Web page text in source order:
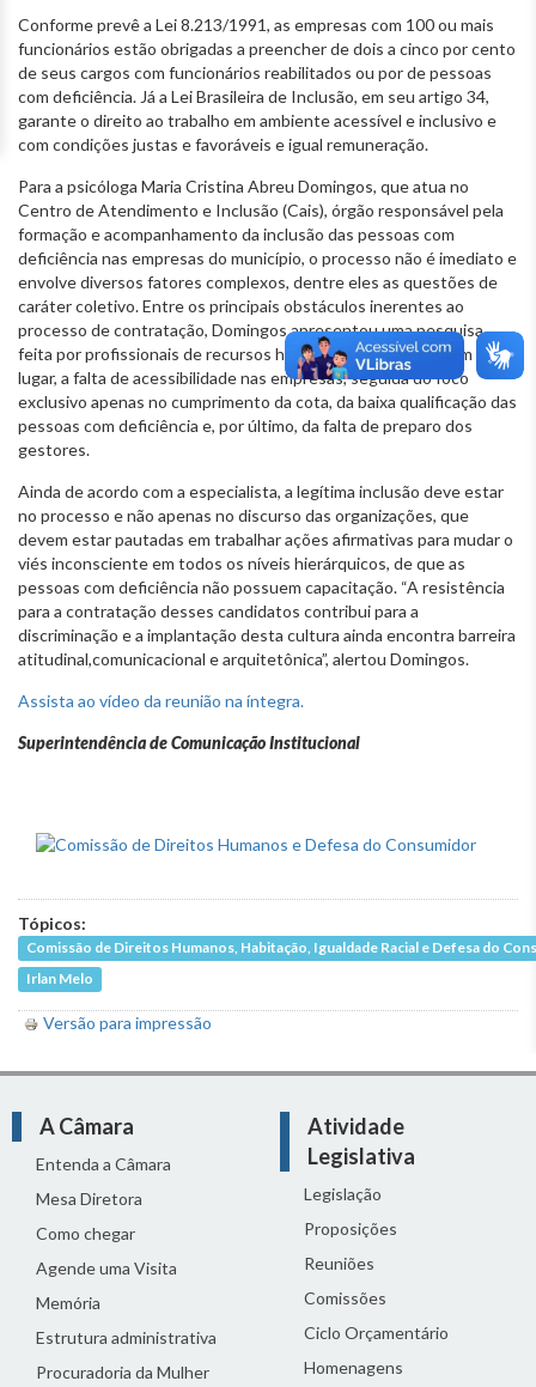
Conforme prevê a Lei 8.213/1991, as empresas com 100 ou mais
funcionários estão obrigadas a preencher de dois a cinco por cento
de seus cargos com funcionários reabilitados ou por de pessoas
com deficiência. Já a Lei Brasileira de Inclusão, em seu artigo 34,
garante o direito ao trabalho em ambiente acessível e inclusivo e
com condições justas e favoráveis e igual remuneração.
Para a psicóloga Maria Cristina Abreu Domingos, que atua no
Centro de Atendimento e Inclusão (Cais), órgão responsável pela
formação e acompanhamento da inclusão das pessoas com
deficiência nas empresas do município, o processo não é imediato e
envolve diversos fatores complexos, dentre eles as questões de
caráter coletivo. Entre os principais obstáculos inerentes ao
processo de contratação, Domingos apresentou uma pesquisa
feita por profissionais de recursos humanos, que apontou em 1º
lugar, a falta de acessibilidade nas empresas, seguida do foco
exclusivo apenas no cumprimento da cota, da baixa qualificação das
pessoas com deficiência e, por último, da falta de preparo dos
gestores.
Ainda de acordo com a especialista, a legítima inclusão deve estar
no processo e não apenas no discurso das organizações, que
devem estar pautadas em trabalhar ações afirmativas para mudar o
viés inconsciente em todos os níveis hierárquicos, de que as
pessoas com deficiência não possuem capacitação. “A resistência
para a contratação desses candidatos contribui para a
discriminação e a implantação desta cultura ainda encontra barreira
atitudinal,comunicacional e arquitetônica”, alertou Domingos.
Assista ao vídeo da reunião na íntegra.
Superintendência de Comunicação Institucional
Tópicos:
Comissão de Direitos Humanos, Habitação, Igualdade Racial e Defesa do
Irlan Melo
Versão para impressão
A Câmara
Entenda a Câmara
Mesa Diretora
Como chegar
Agende uma Visita
Memória
Estrutura administrativa
Procuradoria da Mulher
Atividade
Legislativa
Legislação
Proposições
Reuniões
Comissões
Ciclo Orçamentário
Homenagens